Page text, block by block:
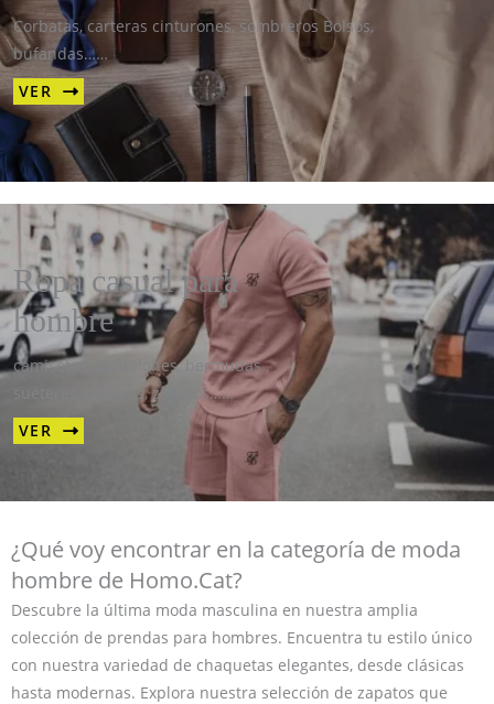
Corbatas, carteras cinturones, sombreros Bolsos,
bufandas……
VER
Ropa casual para
hombre
camisetas, pantalones, bermudas ,
suéteres, camisas, zapatos……
VER
¿Qué voy encontrar en la categoría de moda
hombre de Homo.Cat?
Descubre la última moda masculina en nuestra amplia
colección de prendas para hombres. Encuentra tu estilo único
con nuestra variedad de chaquetas elegantes, desde clásicas
hasta modernas. Explora nuestra selección de zapatos que